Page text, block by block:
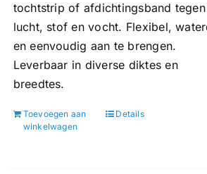
tochtstrip of afdichtingsband tegen
lucht, stof en vocht. Flexibel,
en eenvoudig aan te brengen.
Leverbaar in diverse diktes en
breedtes.
Toevoegen aan
winkelwagen
Details